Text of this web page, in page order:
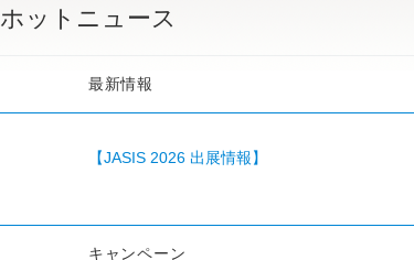
ホットニュース
最新情報
【JASIS 2026 出展情報】
キャンペーン